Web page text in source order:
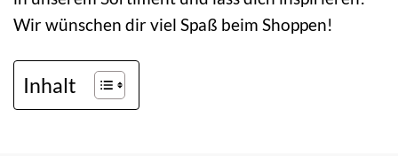
Wir wünschen dir viel Spaß beim Shoppen!
Inhalt